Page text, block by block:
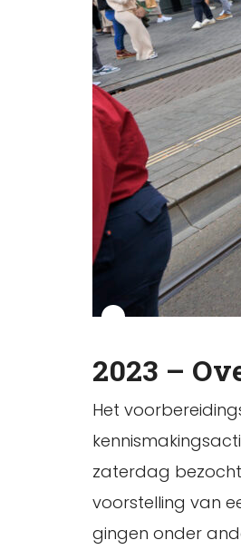
2023 –
Het
zaterdag
voorstelling van
gingen onder